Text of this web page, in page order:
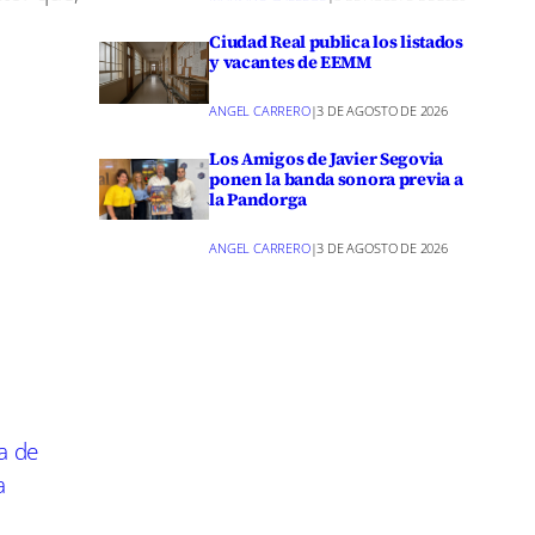
de
de
Ciudad Real publica los listados
y vacantes de EEMM
ANGEL CARRERO|3 DE AGOSTO DE 2026
Los Amigos de Javier Segovia
ponen la banda sonora previa a
la Pandorga
ANGEL CARRERO|3 DE AGOSTO DE 2026